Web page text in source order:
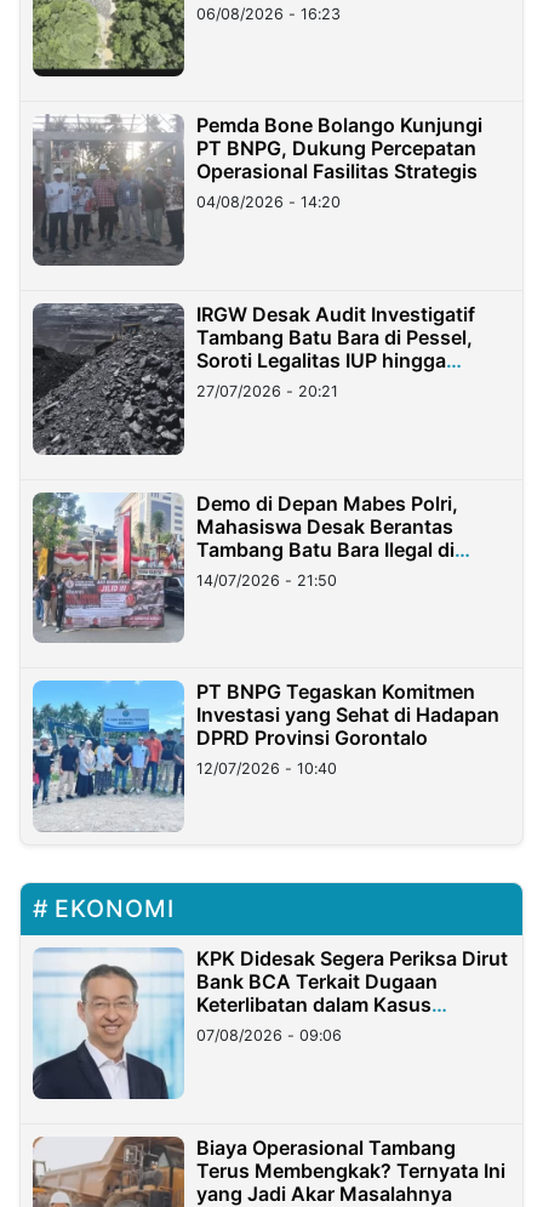
06/08/2026 - 16:23
Pemda Bone Bolango Kunjungi
PT BNPG, Dukung Percepatan
Operasional Fasilitas Strategis
04/08/2026 - 14:20
IRGW Desak Audit Investigatif
Tambang Batu Bara di Pessel,
Soroti Legalitas IUP hingga
Stockpile
27/07/2026 - 20:21
Demo di Depan Mabes Polri,
Mahasiswa Desak Berantas
Tambang Batu Bara Ilegal di
Lampung
14/07/2026 - 21:50
PT BNPG Tegaskan Komitmen
Investasi yang Sehat di Hadapan
DPRD Provinsi Gorontalo
12/07/2026 - 10:40
EKONOMI
KPK Didesak Segera Periksa Dirut
Bank BCA Terkait Dugaan
Keterlibatan dalam Kasus
Hilangnya Dana Nasabah Rp2,58
Miliar
07/08/2026 - 09:06
Biaya Operasional Tambang
Terus Membengkak? Ternyata Ini
yang Jadi Akar Masalahnya